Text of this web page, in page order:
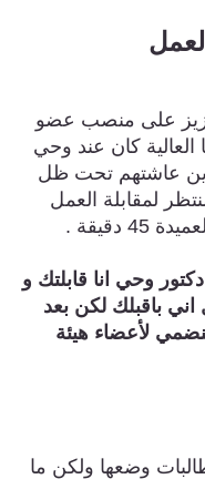
على منصب عضو
العالية كان عند وحي
عاشتهم تحت ظل
لمقابلة العمل
.
وحي انا قابلتك و
اني باقبلك لكن بعد
لأعضاء هيئة
وضعها ولكن ما